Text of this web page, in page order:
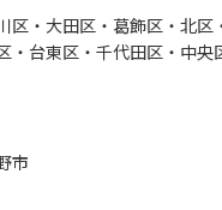
区・大田区・葛飾区・北
・台東区・千代田区・中央
市